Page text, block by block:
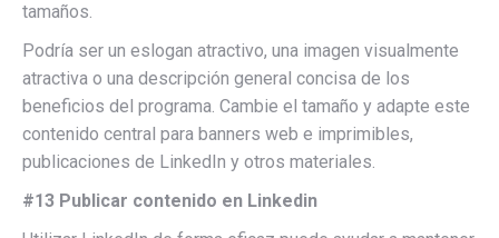
tamaños.
Podría ser un eslogan atractivo, una imagen visualmente
atractiva o una descripción general concisa de los
beneficios del programa. Cambie el tamaño y adapte este
contenido central para banners web e imprimibles,
publicaciones de LinkedIn y otros materiales.
#13 Publicar contenido en Linkedin